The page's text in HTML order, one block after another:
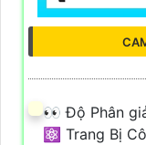
️👀 Độ Phân
⚛️ Trang Bị